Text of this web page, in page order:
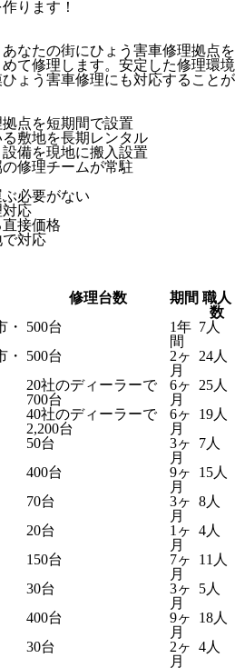
なたの街にひょう害車修理拠点を
て修理します。安定した修理環境
ょう害車修理にも対応することが
点を短期間で設置
敷地を長期レンタル
備を現地に搬入設置
修理チームが常駐
必要がない
応
接価格
対応
修理台数 期間 職人
数
・
500台
1年
間
7人
・
500台
2ヶ
月
24人
20社のディーラーで
700台
6ヶ
月
25人
40社のディーラーで
2,200台
6ヶ
月
19人
50台
3ヶ
月
7人
400台
9ヶ
月
15人
70台
3ヶ
月
8人
20台
1ヶ
月
4人
150台
7ヶ
月
11人
30台
3ヶ
月
5人
400台
9ヶ
月
18人
30台
2ヶ
月
4人